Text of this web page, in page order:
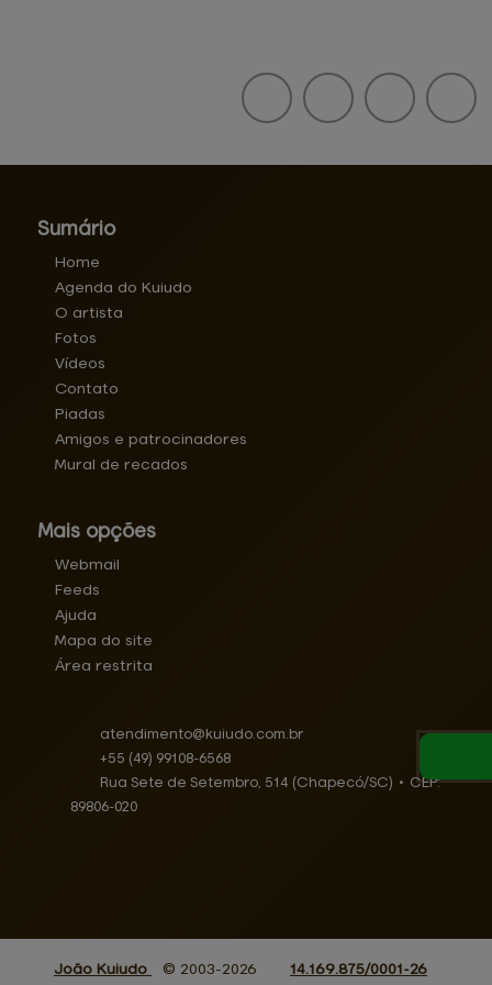
Sumário
Home
Agenda do Kuiudo
O artista
Fotos
Vídeos
Contato
Piadas
Amigos e patrocinadores
Mural de recados
Mais opções
Webmail
Feeds
Ajuda
Mapa do site
Área restrita
atendimento@ kuiudo.com.br
+55 (49) 99108-6568
Rua Sete de Setembro, 514 (Chapecó/SC) • CEP:
89806-020
João Kuiudo © 2003-2026 14.169.875/0001-26